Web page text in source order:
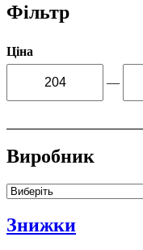
Фільтр
Ціна
—
Виробник
Знижки